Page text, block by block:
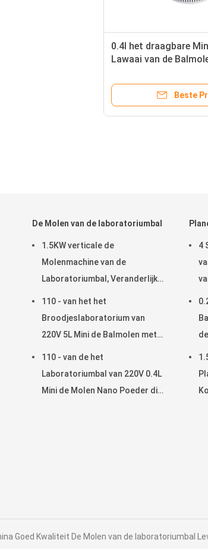
0.4l het draagbare
Lawaai van de
Beste
De Molen van de laboratoriumbal
1.5KW verticale de
Molenmachine van de
Laboratoriumbal, Veranderlijke
110 - van het het
Broodjeslaboratorium van
220V 5L Mini de Balmolen met
110 - van de het
Laboratoriumbal van 220V 0.4L
Mini de Molen Nano Poeder die
4
Goed Kwaliteit De Molen van de laboratoriumbal